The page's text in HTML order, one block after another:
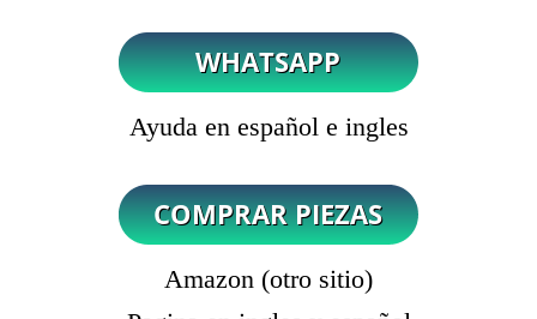
Ayuda en español e ingles
Amazon (otro sitio)